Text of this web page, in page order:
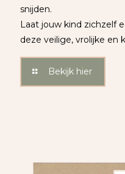
snijden.
Laat jouw kind zichzelf
deze veilige, vrolijke en
Bekijk hier